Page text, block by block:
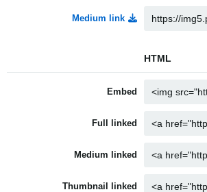
Medium link
HTML
Embed
Full linked
Medium linked
Thumbnail linked